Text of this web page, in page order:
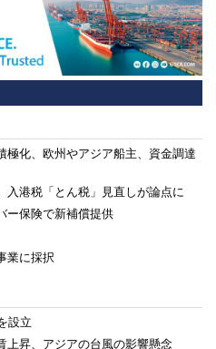
極化、欧州やアジア船主、資金調達
入港税「とん税」見直しが論点に
ー保険で新補償提供
業に採択
設立
上昇、アジアの台風の影響懸念